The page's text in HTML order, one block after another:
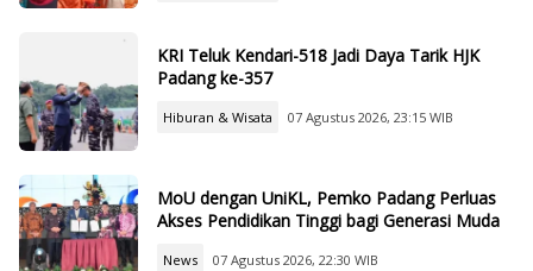
KRI Teluk Kendari-518 Jadi Daya Tarik HJK
Padang ke-357
Hiburan & Wisata 07 Agustus 2026, 23:15 WIB
MoU dengan UniKL, Pemko Padang Perluas
Akses Pendidikan Tinggi bagi Generasi Muda
News 07 Agustus 2026, 22:30 WIB